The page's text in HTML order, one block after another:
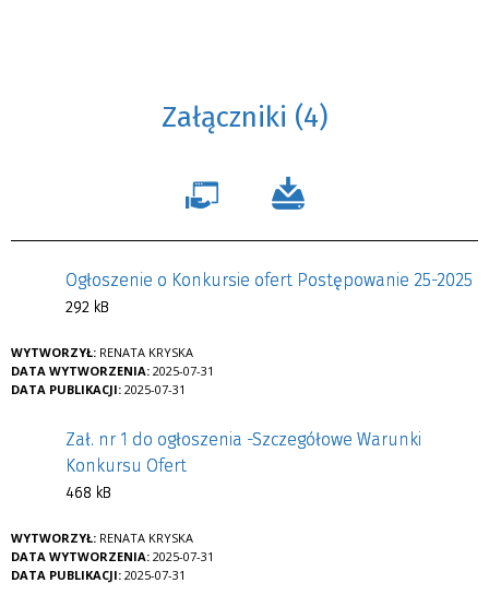
Załączniki (4)
Ogłoszenie o Konkursie ofert Postępowanie 25-2025
292 kB
WYTWORZYŁ: RENATA KRYSKA
DATA WYTWORZENIA: 2025-07-31
DATA PUBLIKACJI: 2025-07-31
Zał. nr 1 do ogłoszenia -Szczegółowe Warunki
Konkursu Ofert
468 kB
WYTWORZYŁ: RENATA KRYSKA
DATA WYTWORZENIA: 2025-07-31
DATA PUBLIKACJI: 2025-07-31